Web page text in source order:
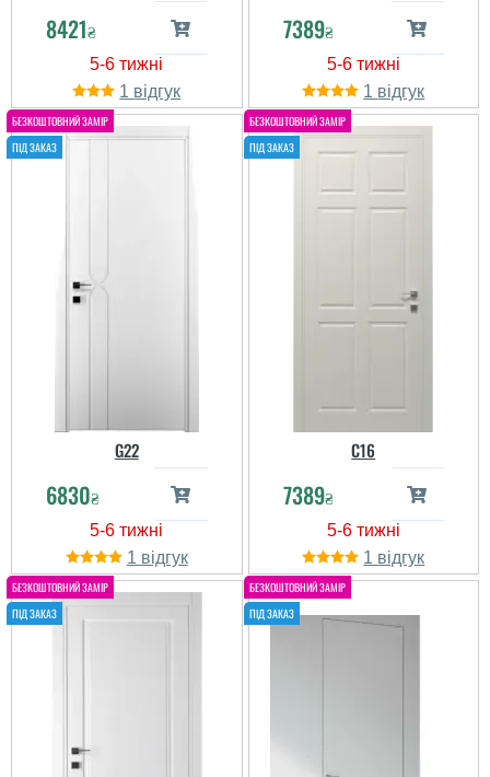
8421₴
1
7389₴
1
G22
6830₴
1
C16
7389₴
1